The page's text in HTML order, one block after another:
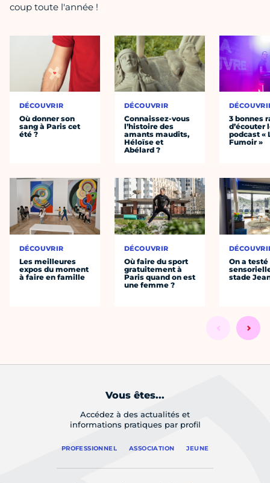
coup toute l'année !
DÉCOUVRIR
Où donner son
sang à Paris cet
été ?
DÉCOUVRIR
Les meilleures
expos du moment
à faire en famille
DÉCOUVRIR
Connaissez-vous
l’histoire des
amants maudits,
Héloïse et
Abélard ?
DÉCOUVRIR
Où faire du sport
gratuitement à
Paris quand on est
une femme ?
3 bonnes
d’écouter
podcast «
Fumoir »
On a
stade
Vous êtes...
Accédez à des actualités et
informations pratiques par profil
PROFESSIONNEL ASSOCIATION JEUNE